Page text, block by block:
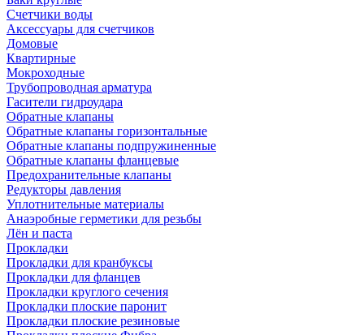
Счетчики воды
Аксессуары для счетчиков
Домовые
Квартирные
Мокроходные
Трубопроводная арматура
Гасители гидроудара
Обратные клапаны
Обратные клапаны горизонтальные
Обратные клапаны подпружиненные
Обратные клапаны фланцевые
Предохранительные клапаны
Редукторы давления
Уплотнительные материалы
Анаэробные герметики для резьбы
Лён и паста
Прокладки
Прокладки для кранбуксы
Прокладки для фланцев
Прокладки круглого сечения
Прокладки плоские паронит
Прокладки плоские резиновые